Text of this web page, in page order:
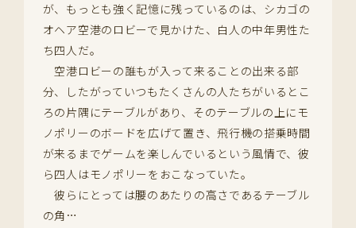
が、もっとも強く記憶に残っているのは、シカゴの
オヘア空港のロビーで見かけた、白人の中年男性た
ち四人だ。
空港ロビーの誰もが入って来ることの出来る部
分、したがっていつもたくさんの人たちがいるとこ
ろの片隅にテーブルがあり、そのテーブルの上にモ
ノポリーのボードを広げて置き、飛行機の搭乗時間
が来るまでゲームを楽しんでいるという風情で、彼
ら四人はモノポリーをおこなっていた。
彼らにとっては腰のあたりの高さであるテーブル
の角…